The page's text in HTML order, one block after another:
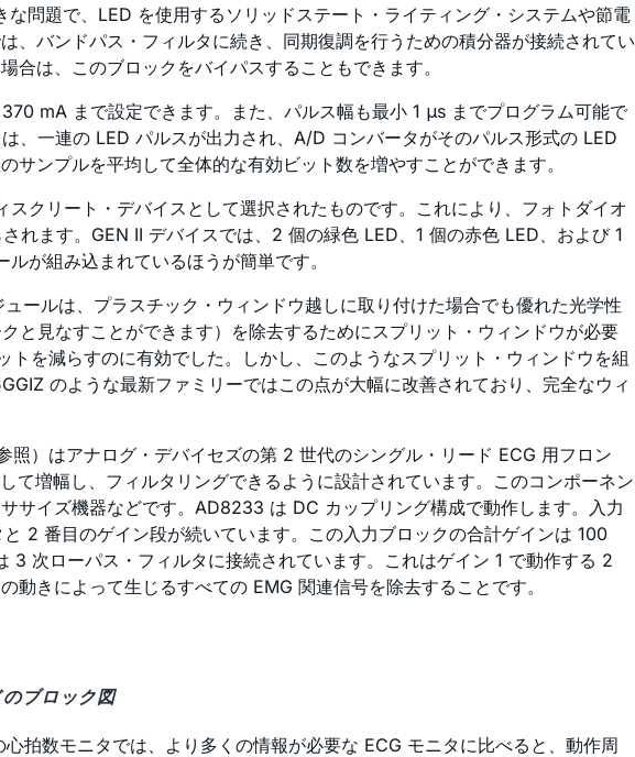
問題で、LED を使用するソリッドステート・ライティング・システムや節電
バンドパス・フィルタに続き、同期復調を行うための積分器が接続されてい
は、このブロックをバイパスすることもできます。
mA まで設定できます。また、パルス幅も最小 1 μs までプログラム可能で
、一連の LED パルスが出力され、A/D コンバータがそのパルス形式の LED
ンプルを平均して全体的な有効ビット数を増やすことができます。
クリート・デバイスとして選択されたものです。これにより、フォトダイオ
れます。GEN II デバイスでは、2 個の緑色 LED、1 個の赤色 LED、および 1
が組み込まれているほうが簡単です。
ールは、プラスチック・ウィンドウ越しに取り付けた場合でも優れた光学性
と見なすことができます）を除去するためにスプリット・ウィンドウが必要
を減らすのに有効でした。しかし、このようなスプリット・ウィンドウを組
のような最新ファミリーではこの点が大幅に改善されており、完全なウィ
）はアナログ・デバイセズの第 2 世代のシングル・リード ECG 用フロン
て増幅し、フィルタリングできるように設計されています。このコンポーネン
サイズ機器などです。AD8233 は DC カップリング構成で動作します。入力
2 番目のゲイン段が続いています。この入力ブロックの合計ゲインは 100
次ローパス・フィルタに接続されています。これはゲイン 1 で動作する 2
きによって生じるすべての EMG 関連信号を除去することです。
ブロック図
拍数モニタでは、より多くの情報が必要な ECG モニタに比べると、動作周